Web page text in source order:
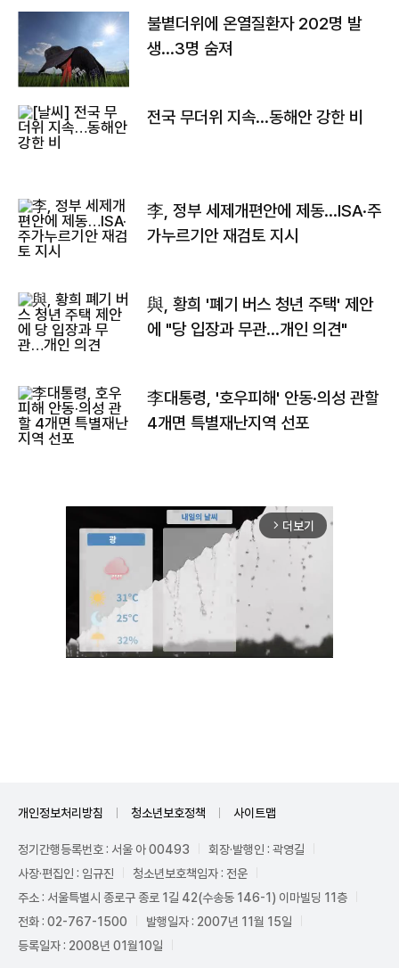
불볕더위에 온열질환자 202명 발
생…3명 숨져
전국 무더위 지속…동해안 강한 비
李, 정부 세제개편안에 제동…ISA·주
가누르기안 재검토 지시
與, 황희 '폐기 버스 청년 주택' 제안
에 "당 입장과 무관…개인 의견"
李대통령, '호우피해' 안동·의성 관할
4개면 특별재난지역 선포
arrow_forward_ios 더보기
개인정보처리방침 청소년보호정책 사이트맵
정기간행등록번호 : 서울 아 00493
회장·발행인 : 곽영길
사장·편집인 : 임규진
청소년보호책임자 : 전운
주소 : 서울특별시 종로구 종로 1길 42(수송동 146-1) 이마빌딩 11층
전화 : 02-767-1500
발행일자 : 2007년 11월 15일
등록일자 : 2008년 01월10일